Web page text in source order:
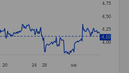
points.
displaying categories.
displaying values. Data
20 24 28 sie
4,00
4,25
4,50
4,75
4,10